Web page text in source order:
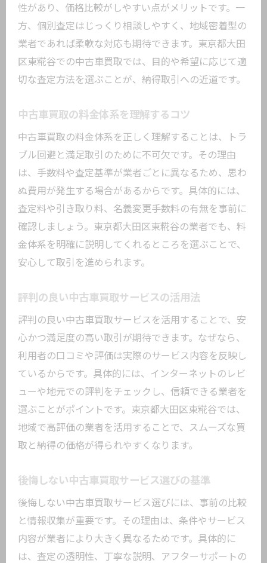
性があり、価格比較がしやすい点がメリットです。一
方、個別査定はじっくり相談しやすく、地域密着型の
業者であれば柔軟な対応も期待できます。東京都大田
区東糀谷での中古車買取では、目的や希望に応じて適
切な査定方法を選ぶことが、納得取引への近道です。
中古車買取の料金体系を理解するコツ
中古車買取の料金体系を正しく理解することは、トラ
ブル回避と満足取引のために不可欠です。その理由
は、手数料や査定基準が業者ごとに異なるため、思わ
ぬ費用が発生する場合があるからです。具体的には、
査定料や引き取り料、名義変更手数料の有無を事前に
確認しましょう。東京都大田区東糀谷の業者でも、料
金体系を明確に説明してくれるところを選ぶことで、
安心して取引を進められます。
評判の良い中古車買取サービスの活用法
評判の良い中古車買取サービスを活用することで、安
心かつ満足度の高い取引が期待できます。なぜなら、
利用者の口コミや評価は実際のサービス内容を反映し
ているからです。具体的には、インターネットのレビ
ューや地元での評判をチェックし、信頼できる業者を
選ぶことがポイントです。東京都大田区東糀谷では、
地域で高評価の業者を活用することで、スムーズな買
取と納得の価格が得られやすくなります。
後悔しない中古車買取サービス選びの基準
後悔しない中古車買取サービス選びには、事前の比較
と情報収集が重要です。その理由は、条件やサービス
内容が業者により大きく異なるためです。具体的に
は、査定の透明性、丁寧な説明、アフターサポートの